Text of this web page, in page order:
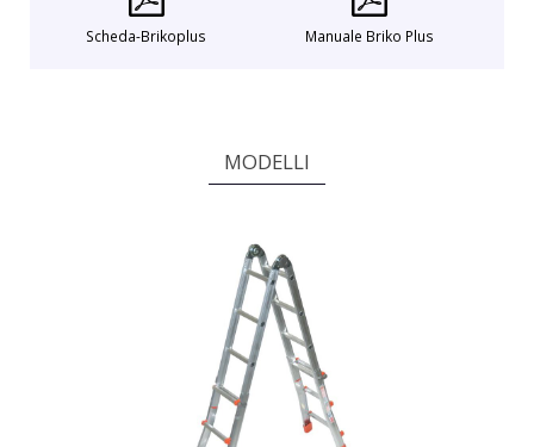
Scheda-Brikoplus Manuale Briko Plus
MODELLI